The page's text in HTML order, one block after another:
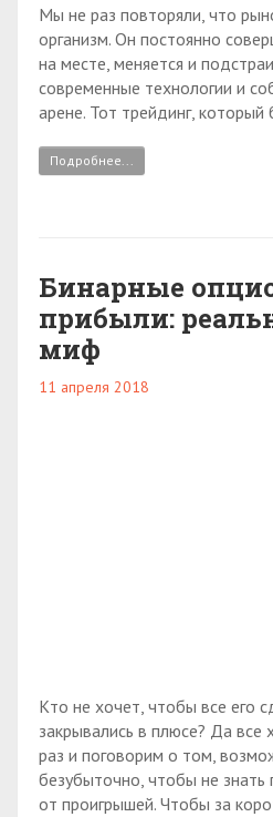
Мы не раз повторяли, что
организм. Он постоянно
на месте, меняется и
современные технологии и
арене. Тот трейдинг,
Подробнее...
Бинарные
прибыли:
миф
11 апреля 2018
Кто не хочет, чтобы все его
закрывались в плюсе? Да все
раз и поговорим о том,
безубыточно, чтобы не знать
от проигрышей. Чтобы за